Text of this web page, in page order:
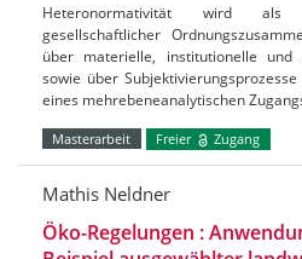
Heteronormativität wird als
gesellschaftlicher
über materielle, institutionelle und
sowie über
eines mehrebeneanalytischen
Masterarbeit Freier Zugang
Mathis Neldner
Öko-Regelungen :